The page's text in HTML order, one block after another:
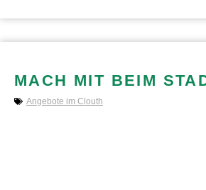
MACH MIT BEIM
Angebote im Clouth